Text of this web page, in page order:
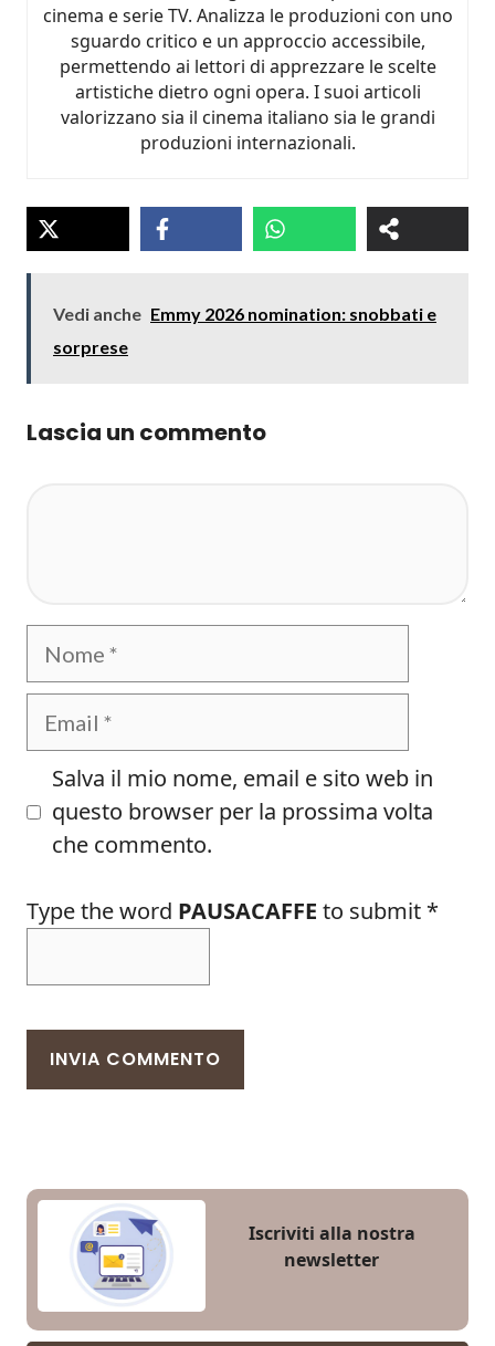
cinema e serie TV. Analizza le produzioni con uno
sguardo critico e un approccio accessibile,
permettendo ai lettori di apprezzare le scelte
artistiche dietro ogni opera. I suoi articoli
valorizzano sia il cinema italiano sia le grandi
produzioni internazionali.
Vedi anche Emmy 2026 nomination: snobbati e
sorprese
Lascia un commento
Nome
Email
Salva il mio nome, email e sito web in
questo browser per la prossima volta
che commento.
Type the word PAUSACAFFE to submit *
Iscriviti alla nostra
newsletter